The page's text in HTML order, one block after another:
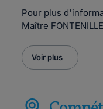
Pour plus
Maître
Voir plus